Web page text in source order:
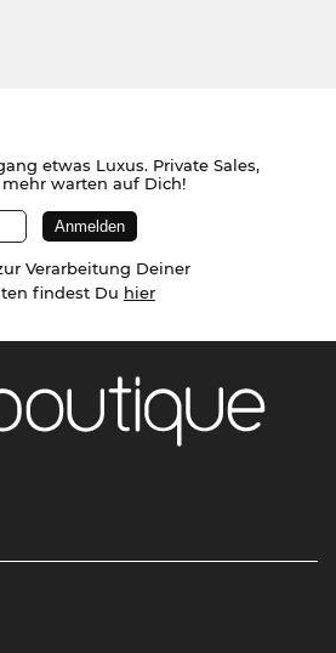
etwas Luxus. Private Sales,
warten auf Dich!
Verarbeitung Deiner
findest Du hier